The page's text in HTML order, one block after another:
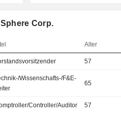
Corp.
Alter
57
Wissenschafts-/F&E-
65
Controller/Auditor 57